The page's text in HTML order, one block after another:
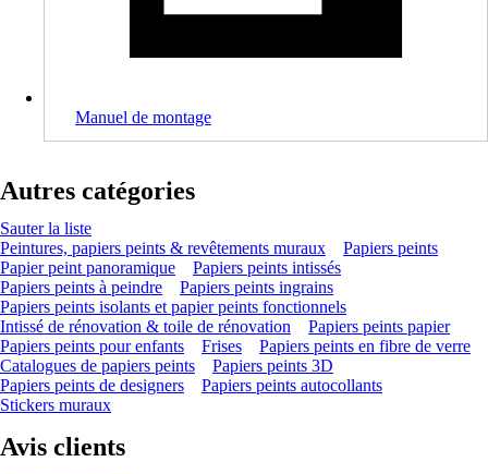
Manuel de montage
Autres catégories
Sauter la liste
Peintures, papiers peints & revêtements muraux
Papiers peints
Papier peint panoramique
Papiers peints intissés
Papiers peints à peindre
Papiers peints ingrains
Papiers peints isolants et papier peints fonctionnels
Intissé de rénovation & toile de rénovation
Papiers peints papier
Papiers peints pour enfants
Frises
Papiers peints en fibre de verre
Catalogues de papiers peints
Papiers peints 3D
Papiers peints de designers
Papiers peints autocollants
Stickers muraux
Avis clients